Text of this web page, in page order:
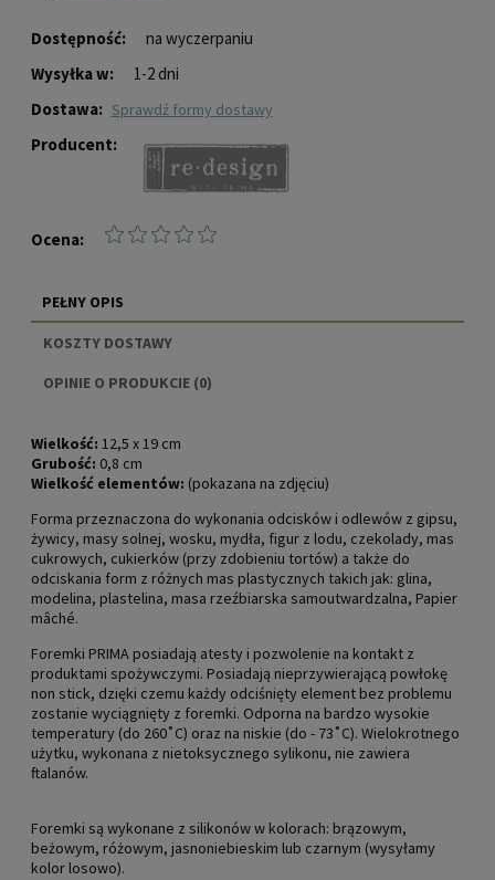
Dostępność:
na wyczerpaniu
Wysyłka w:
1-2 dni
Dostawa:
sprawdź formy dostawy
Producent:
Ocena:
PEŁNY OPIS
KOSZTY DOSTAWY
CENA NIE ZAWIERA EWENTUALNYCH KOSZTÓW
OPINIE O PRODUKCIE (0)
Wielkość: 12,5 x 19 cm
Grubość: 0,8 cm
Wielkość elementów: (pokazana na zdjęciu)
Forma przeznaczona do wykonania odcisków i odlewów z gipsu,
żywicy, masy solnej, wosku, mydła, figur z lodu, czekolady, mas
cukrowych, cukierków (przy zdobieniu tortów) a także do
odciskania form z różnych mas plastycznych takich jak: glina,
modelina, plastelina, masa rzeźbiarska samoutwardzalna, Papier
mâché.
Foremki PRIMA posiadają atesty i pozwolenie na kontakt z
produktami spożywczymi. Posiadają nieprzywierającą powłokę
non stick, dzięki czemu każdy odciśnięty element bez problemu
zostanie wyciągnięty z foremki. Odporna na bardzo wysokie
temperatury (do 260˚C) oraz na niskie (do - 73˚C). Wielokrotnego
użytku, wykonana z nietoksycznego sylikonu, nie zawiera
ftalanów.
Foremki są wykonane z silikonów w kolorach: brązowym,
beżowym, różowym, jasnoniebieskim lub czarnym (wysyłamy
kolor losowo).